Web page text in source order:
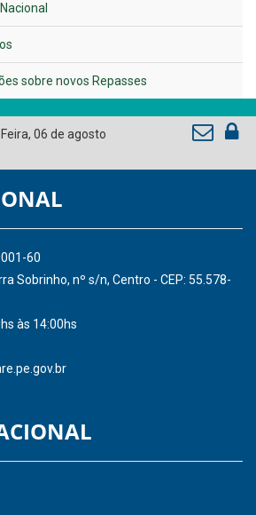
sobre novos Repasses
, 06 de agosto
60
Sobrinho, nº s/n, Centro - CEP: 55.578-
às 14:00hs